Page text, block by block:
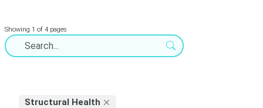
Showing 1 of 4 pages
Structural Health